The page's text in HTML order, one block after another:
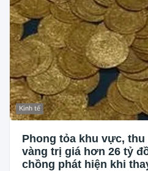
Kinh tế
Phong tỏa khu vực,
vàng trị giá hơn 26 tỷ
chồng phát hiện khi